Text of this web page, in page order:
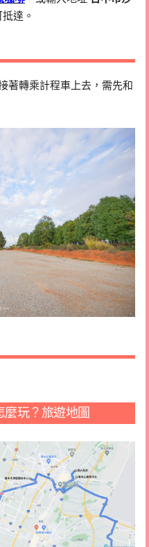
達。
著轉乘計程車上去，需先和
玩？旅遊地圖